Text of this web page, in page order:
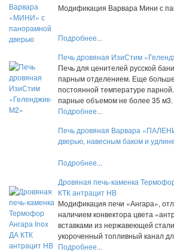
Модификация Варвара Мини с
Подробнее...
Печь дровяная ИзиСтим
Печь для ценителей русской
парным отделением. Еще
постоянной температуре
парные объемом не более 35 м3.
Подробнее...
Печь дровяная Варвара
дверью, навесным баком и
Подробнее...
Дровяная печь-каменка
КТК антрацит НВ
Модификация печи «Ангара»,
наличием конвектора цвета
вставками из нержавеющей
укороченный топливный канал
Подробнее...